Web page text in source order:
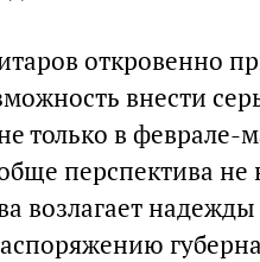
откровенно
внести
только в
перспектива
возлагает